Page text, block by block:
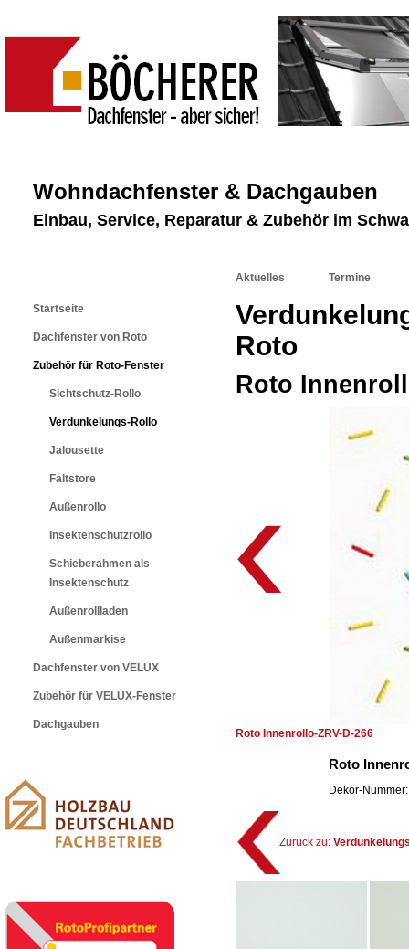
Wohndachfenster & Dachgauben
Einbau, Service, Reparatur & Zubehör im
Startseite
Dachfenster von Roto
Zubehör für Roto-Fenster
Sichtschutz-Rollo
Verdunkelungs-Rollo
Jalousette
Faltstore
Außenrollo
Insektenschutzrollo
Schieberahmen als
Insektenschutz
Außenrollladen
Außenmarkise
Dachfenster von VELUX
Zubehör für VELUX-Fenster
Dachgauben
Aktuelles Termine
Roto
Roto
Roto Innenrollo-ZRV-D-266
Roto
Dekor-
Zurück zu: